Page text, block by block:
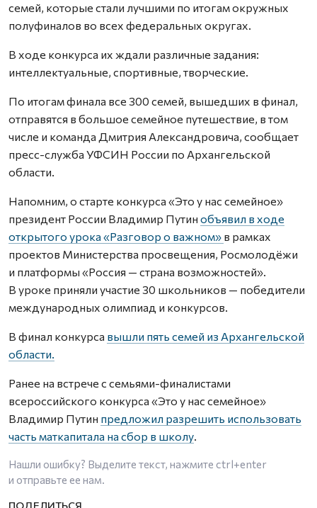
семей, которые стали лучшими по итогам окружных
полуфиналов во всех федеральных округах.
В ходе конкурса их ждали различные задания:
интеллектуальные, спортивные, творческие.
По итогам финала все 300 семей, вышедших в финал,
отправятся в большое семейное путешествие, в том
числе и команда Дмитрия Александровича, сообщает
пресс-служба УФСИН России по Архангельской
области.
Напомним, о старте конкурса «Это у нас семейное»
президент России Владимир Путин объявил в ходе
открытого урока «Разговор о важном» в рамках
проектов Министерства просвещения, Росмолодёжи
и платформы «Россия — страна возможностей».
В уроке приняли участие 30 школьников — победители
международных олимпиад и конкурсов.
В финал конкурса вышли пять семей из Архангельской
области.
Ранее на встрече с семьями-финалистами
всероссийского конкурса «Это у нас семейное»
Владимир Путин предложил разрешить использовать
часть маткапитала на сбор в школу.
Нашли ошибку? Выделите текст, нажмите ctrl+enter
и отправьте ее нам.